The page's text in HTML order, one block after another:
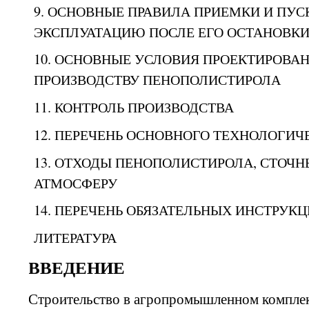
9. ОСНОВНЫЕ ПРАВИЛА ПРИЕМКИ И
ЭКСПЛУАТАЦИЮ ПОСЛЕ ЕГО
10. ОСНОВНЫЕ УСЛОВИЯ
ПРОИЗВОДСТВУ ПЕНОПОЛИСТИРОЛА
11. КОНТРОЛЬ ПРОИЗВОДСТВА
12. ПЕРЕЧЕНЬ ОСНОВНОГО
13. ОТХОДЫПЕНОПОЛИСТИРОЛА,
АТМОСФЕРУ
14. ПЕРЕЧЕНЬ ОБЯЗАТЕЛЬНЫХ
ЛИТЕРАТУРА
ВВЕДЕНИЕ
Строительство в агропромышленном